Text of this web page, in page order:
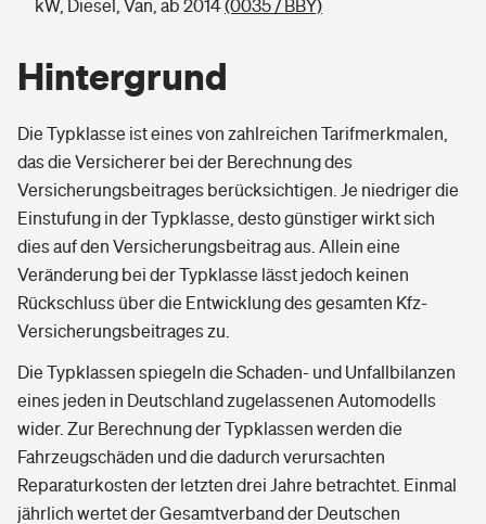
kW, Diesel, Van, ab 2014(0035 / BBY)
Hintergrund
Die Typklasse ist eines von zahlreichen Tarifmerkmalen,
das die Versicherer bei der Berechnung des
Versicherungsbeitrages berücksichtigen. Je niedriger die
Einstufung in der Typklasse, desto günstiger wirkt sich
dies auf den Versicherungsbeitrag aus. Allein eine
Veränderung bei der Typklasse lässt jedoch keinen
Rückschluss über die Entwicklung des gesamten Kfz-
Versicherungsbeitrages zu.
Die Typklassen spiegeln die Schaden- und Unfallbilanzen
eines jeden in Deutschland zugelassenen Automodells
wider. Zur Berechnung der Typklassen werden die
Fahrzeugschäden und die dadurch verursachten
Reparaturkosten der letzten drei Jahre betrachtet. Einmal
jährlich wertet der Gesamtverband der Deutschen